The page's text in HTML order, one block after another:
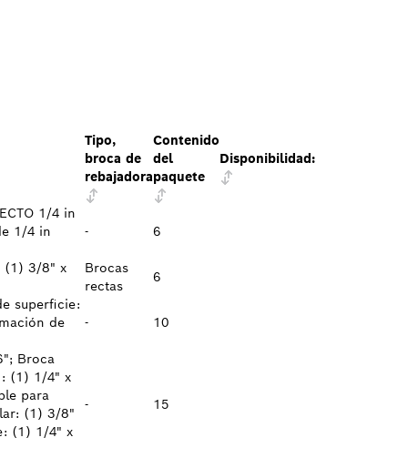
Tipo,
broca de
rebajadora
Contenido
del
paquete
Disponibilidad:
1/4 in
1/4 in
- 6
(1) 3/8" x
Brocas
rectas
6
superficie:
de
- 10
Broca
(1) 1/4" x
para
(1) 3/8"
(1) 1/4" x
- 15